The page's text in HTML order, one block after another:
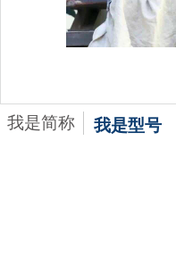
我是简称 我是型号